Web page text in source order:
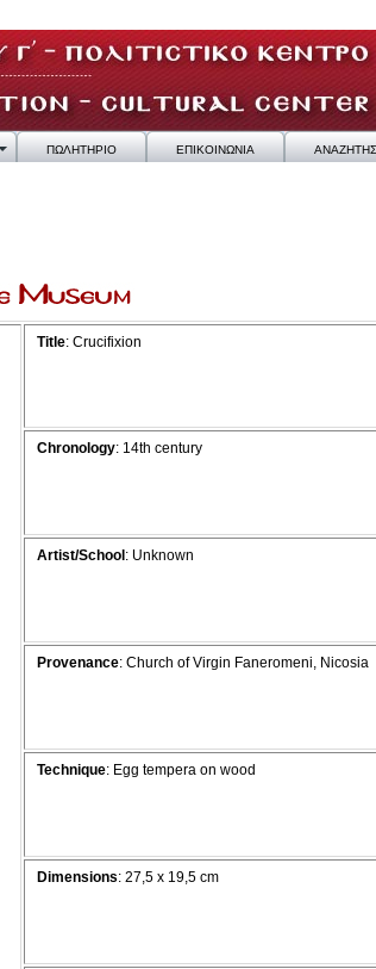
ΠΩΛΗΤΗΡΙΟ ΕΠΙΚΟΙΝΩΝΙΑ
Title: Crucifixion
Chronology: 14th century
Artist/School : Unknown
Provenance: Church of Virgin Faneromeni, Nicosia
Technique: Egg tempera on wood
Dimensions: 27,5 x 19,5 cm